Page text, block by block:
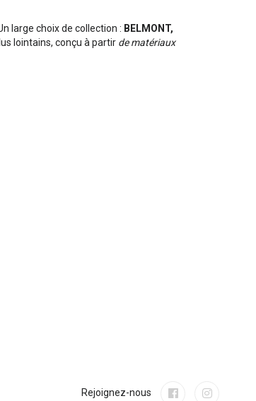
Un large choix de collection : BELMONT,
lointains, conçu à partir de matériaux
Rejoignez-nous